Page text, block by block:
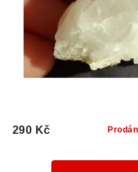
290 Kč